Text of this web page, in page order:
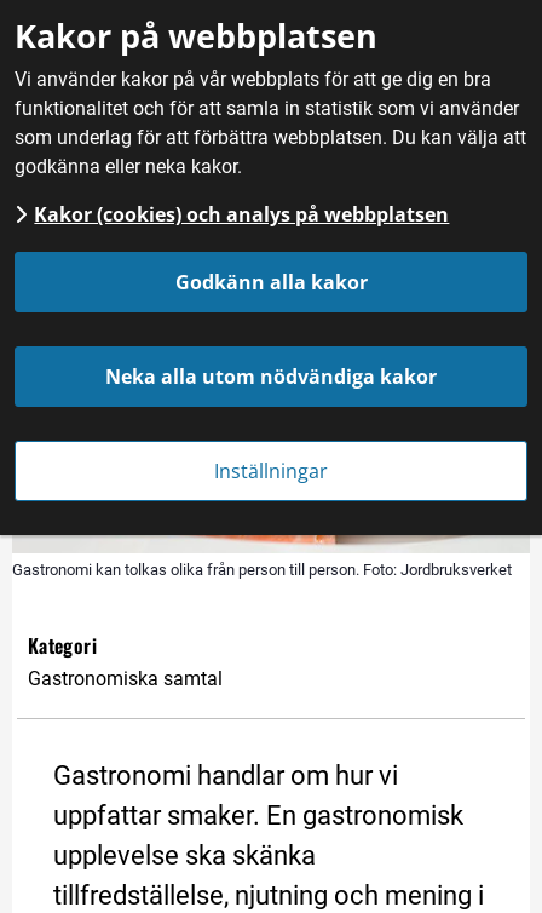
Kakor på webbplatsen
Vi använder kakor på vår webbplats för att ge dig en bra
funktionalitet och för att samla in statistik som vi använder
som underlag för att förbättra webbplatsen. Du kan välja att
godkänna eller neka kakor.
Kakor (cookies) och analys på webbplatsen
Godkänn alla kakor
Neka alla utom nödvändiga kakor
Inställningar
Hem / Fördjupning / Gastronomi och sensorik / Vad är
gastronomi?
Vad är gastronomi?
Gastronomi kan tolkas olika från person till person. Foto: Jordbruksverket
Kategori
Gastronomiska samtal
Gastronomi handlar om hur vi
uppfattar smaker. En gastronomisk
upplevelse ska skänka
tillfredställelse, njutning och mening i